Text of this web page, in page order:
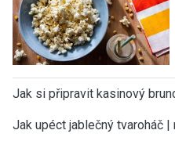
Jak si připravit kasinový
Jak upéct jablečný tvaroháč